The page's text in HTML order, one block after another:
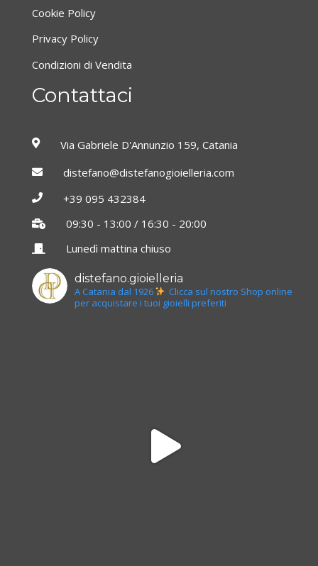
Cookie Policy
Privacy Policy
Condizioni di Vendita
Contattaci
Via Gabriele D'Annunzio 159, Catania
distefano@distefanogioielleria.com
+39 095 432384
09:30 - 13:00 / 16:30 - 20:00
Lunedì mattina chiuso
distefano.gioielleria
A Catania dal 1926
Clicca sul nostro Shop online
per acquistare i tuoi gioielli preferiti